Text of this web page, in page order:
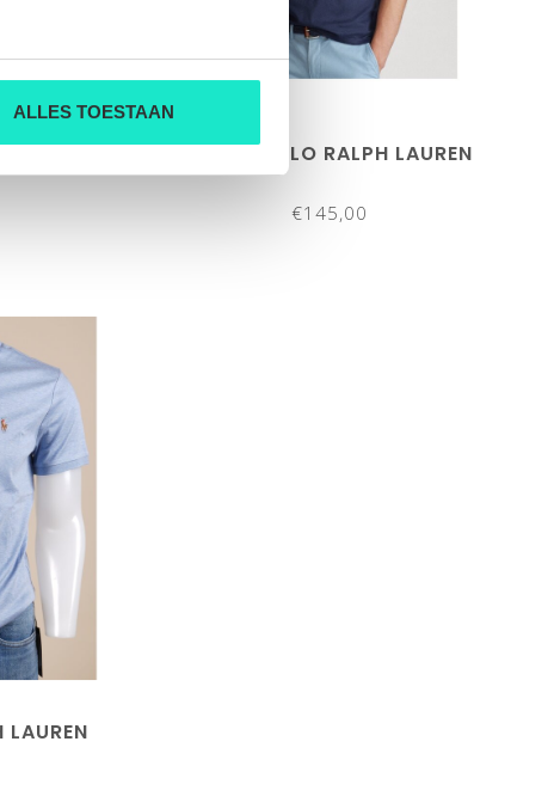
ALLES TOESTAAN
LAUREN HEREN-POLO RALPH LAUREN
€145,00
LAUREN